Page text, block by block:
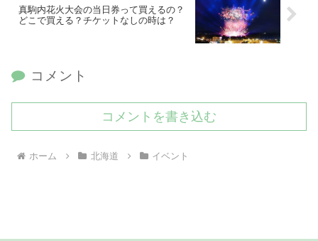
真駒内花火大会の当日券って買えるの？
どこで買える？チケットなしの時は？
コメント
コメントを書き込む
ホーム 北海道 イベント